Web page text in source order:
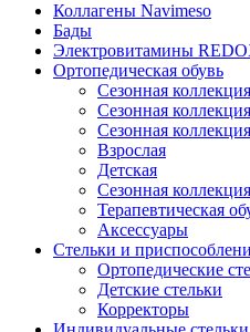
Коллагены Navimeso
Бады
Электровитамины
Ортопедическая обувь
Сезонная
Сезонная
Сезонная
Взрослая
Детская
Сезонная
Терапевтическая
Аксессуары
Стельки и
Ортопедические
Детские стельки
Корректоры